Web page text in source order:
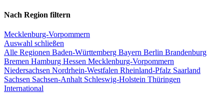
Nach Region filtern
Mecklenburg-Vorpommern
Auswahl schließen
Alle Regionen Baden-Württemberg Bayern Berlin Brandenburg
Bremen Hamburg Hessen Mecklenburg-Vorpommern
Niedersachsen Nordrhein-Westfalen Rheinland-Pfalz Saarland
Sachsen Sachsen-Anhalt Schleswig-Holstein Thüringen
International